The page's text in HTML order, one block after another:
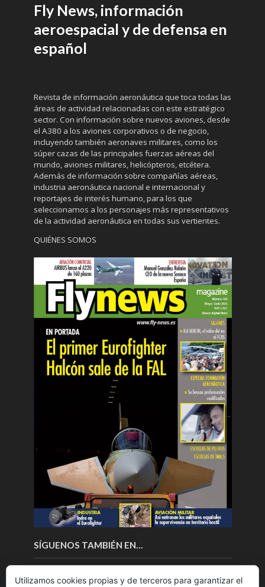
Fly News, información
aeroespacial y de defensa en
español
Revista de información aeronáutica que toca todas las
áreas de actividad relacionadas con este estratégico
sector. Con información sobre nuevos aviones, desde
el A380 a los aviones corporativos o de negocio,
incluyendo también aeronaves militares, como los
súper cazas de las principales fuerzas aéreas del
mundo, aviones militares, helicópteros, etcétera.
Además de información sobre compañías aéreas,
industria aeronáutica nacional e internacional y
reportajes de interés humano, para los que
seleccionamos a los personajes más representativos
de la actividad aeronáutica en todas sus vertientes.
QUIÉNES SOMOS
SÍGUENOS TAMBIÉN EN…
Utilizamos cookies propias y de terceros para garantizar el